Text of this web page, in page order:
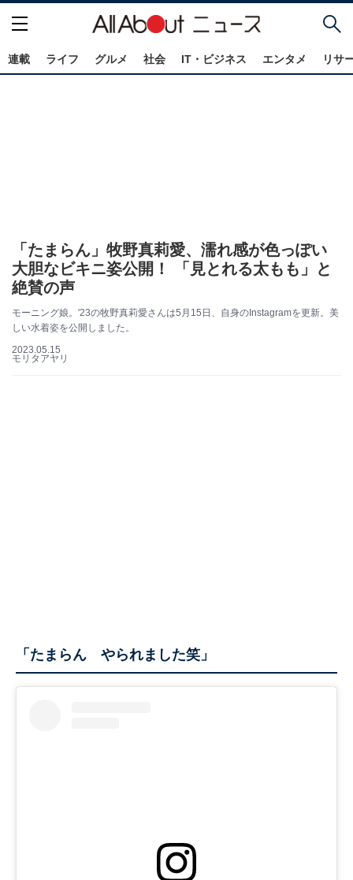
連載 ライフ グルメ 社会 IT・ビジネス エンタメ リサ
「たまらん」牧野真莉愛、濡れ感が色っぽい
大胆なビキニ姿公開！ 「見とれる太もも」と
絶賛の声
モーニング娘。'23の牧野真莉愛さんは5月15日、自身のInstagramを更新。美
しい水着姿を公開しました。
2023.05.15
モリタアヤリ
「たまらん やられました笑」